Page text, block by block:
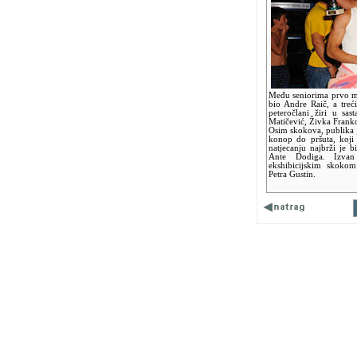
Među seniorima prvo
bio Andre Raič, a
peteročlani žiri u
Matičević, Živka
Osim skokova,
konop do pršuta, koji
natjecanju najbrži je
Ante Dodiga. Izvan
ekshibicijskim
Petra Gustin.